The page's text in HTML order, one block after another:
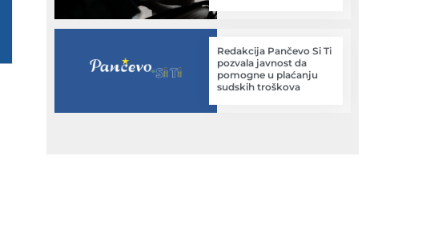
Redakcija Pančevo Si Ti
pozvala javnost da
pomogne u plaćanju
sudskih troškova